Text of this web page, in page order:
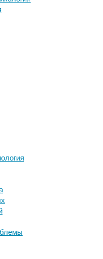
от
зомби
от чего
о принципах